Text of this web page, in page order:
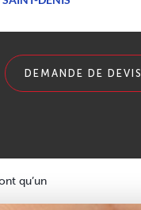
DEMANDE DE DEVIS
qu’un